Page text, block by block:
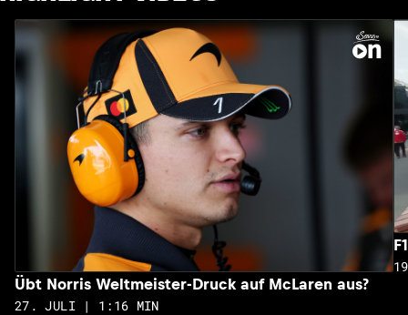
Übt Norris Weltmeister-Druck auf McLaren aus?
27. JULI | 1:16 MIN